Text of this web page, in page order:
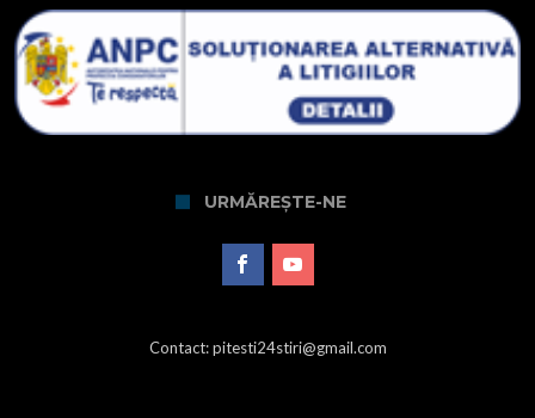
URMĂREȘTE-NE
Contact: pitesti24stiri@gmail.com